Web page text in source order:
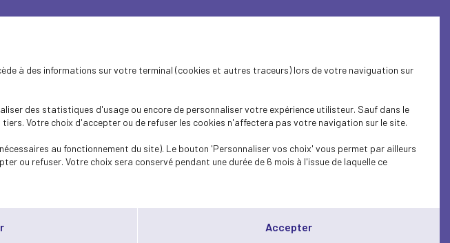
2,65 % au 1er mai
– publication de
publié au journal officiel du 20 avril 2022.
à des informations sur votre terminal (cookies et autres traceurs) lors de votre naviguation sur
des statistiques d'usage ou encore de personnaliser votre expérience utilisteur. Sauf dans le
Votre choix d'accepter ou de refuser les cookies n'affectera pas votre navigation sur le site.
au fonctionnement du site). Le bouton 'Personnaliser vos choix' vous permet par ailleurs
ou refuser. Votre choix sera conservé pendant une durée de 6 mois à l'issue de laquelle ce
Accepter